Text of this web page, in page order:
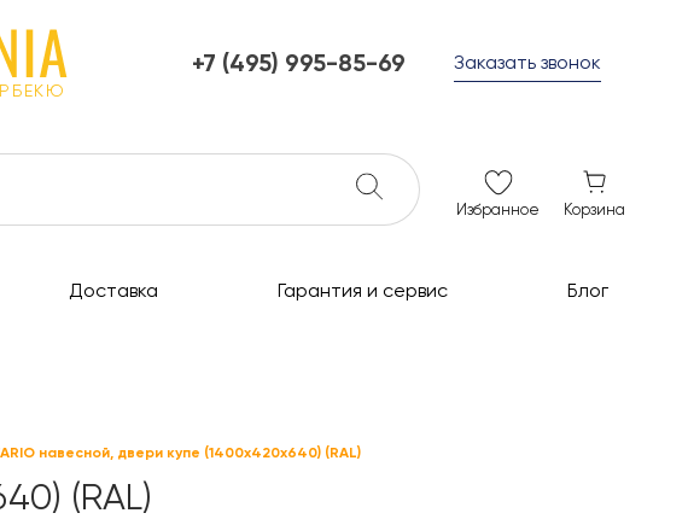
+7 (495) 995-85-69
ежедневно с 10 до 21
Заказать звонок
Избранное Корзина
Доставка Гарантия и сервис Блог
навесной, двери купе (1400х420х640) (RAL)
(RAL)